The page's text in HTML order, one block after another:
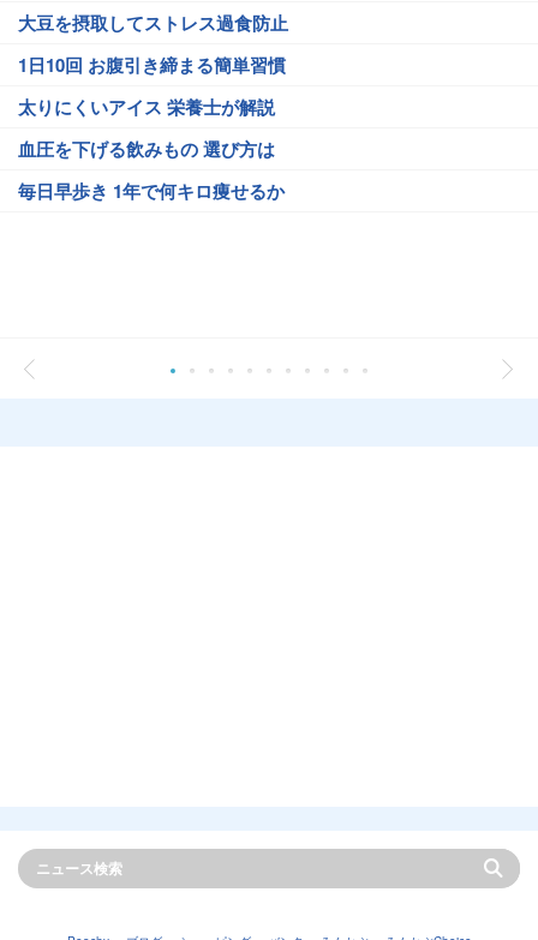
大豆を摂取してストレス過食防止
1日10回 お腹引き締まる簡単習慣
太りにくいアイス 栄養士が解説
血圧を下げる飲みもの 選び方は
毎日早歩き 1年で何キロ痩せるか